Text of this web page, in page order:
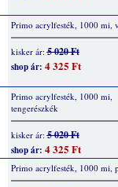
Primo acrylfesték, 1000 mi,
kisker ár:5 020 Ft
shop ár: 4 325 Ft
Primo acrylfesték, 1000 mi,
tengerészkék
kisker ár:5 020 Ft
shop ár: 4 325 Ft
Primo acrylfesték, 1000 mi,